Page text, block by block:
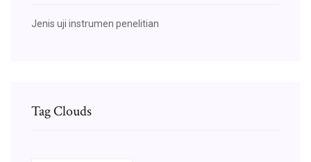
Jenis uji instrumen penelitian
Tag Clouds